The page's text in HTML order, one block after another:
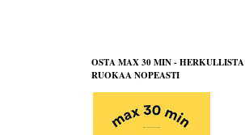
OSTA MAX 30 MIN - HERKULLISTA
RUOKAA NOPEASTI